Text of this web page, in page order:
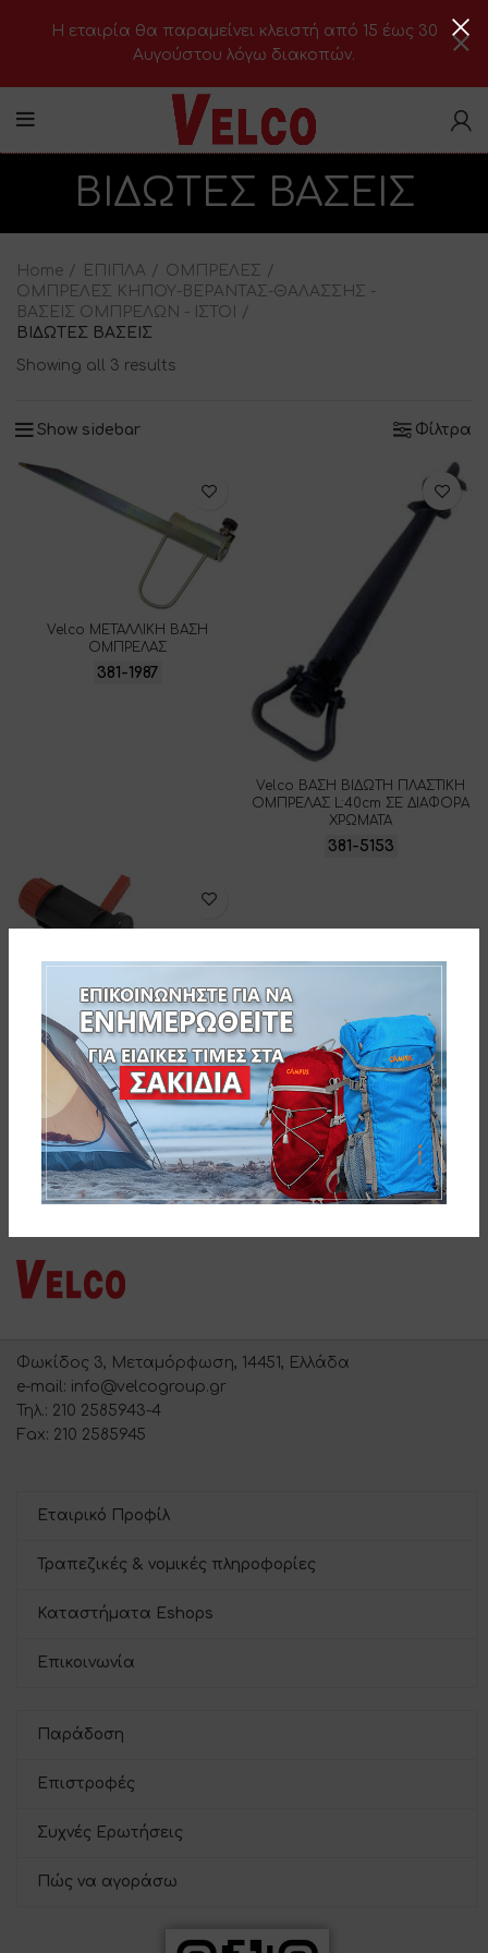
ΒΙΔΩΤΕΣ ΒΑΣΕΙΣ
Home ΕΠΙΠΛΑ
ΟΜΠΡΕΛΕΣ
ΟΜΠΡΕΛΕΣ ΚΗΠΟΥ-ΒΕΡΑΝΤΑΣ-ΘΑΛΑΣΣΗΣ -
ΒΑΣΕΙΣ ΟΜΠΡΕΛΩΝ - ΙΣΤΟΙ
ΒΙΔΩΤΕΣ ΒΑΣΕΙΣ
Showing all 3 results
Show sidebar Φίλτρα
Velco ΜΕΤΑΛΛΙΚΗ ΒΑΣΗ
ΟΜΠΡΕΛΑΣ
381-1987
Velco ΒΑΣΗ ΒΙΔΩΤΗ ΠΛΑΣΤΙΚΗ
ΟΜΠΡΕΛΑΣ L:40cm ΣΕ ΔΙΑΦΟΡΑ
ΧΡΩΜΑΤΑ
381-5153
Velco ΒΑΣΗ ΒΙΔΩΤΗ ΠΛΑΣΤΙΚΗ
ΟΜΠΡΕΛΑΣ
381-0538
Φωκίδος 3, Μεταμόρφωση, 14451, Ελλάδα
e-mail: info@velcogroup.gr
Τηλ.: 210 2585943-4
Fax: 210 2585945
Εταιρικό Προφίλ
Τραπεζικές & νομικές πληροφορίες
Καταστήματα Eshops
Επικοινωνία
Παράδοση
Επιστροφές
Συχνές Ερωτήσεις
Πώς να αγοράσω
H εταιρία θα παραμείνει κλειστή από 15 έως 30
Αυγούστου λόγω διακοπών.